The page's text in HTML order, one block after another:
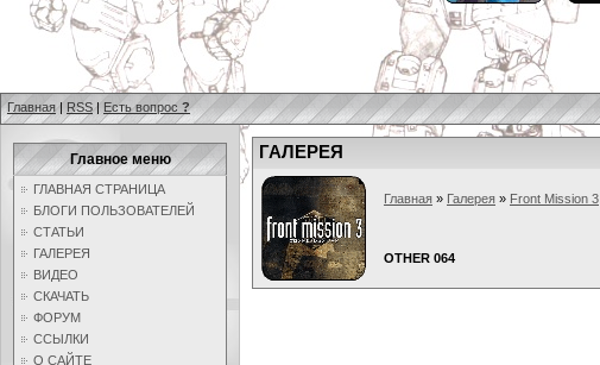
Главная | RSS | Есть вопрос ?
Главное меню
ГЛАВНАЯ СТРАНИЦА
БЛОГИ ПОЛЬЗОВАТЕЛЕЙ
СТАТЬИ
ГАЛЕРЕЯ
ВИДЕО
СКАЧАТЬ
ФОРУМ
ССЫЛКИ
О САЙТЕ
ГАЛЕРЕЯ
Главная » Галерея » Front Mission 3
OTHER 064